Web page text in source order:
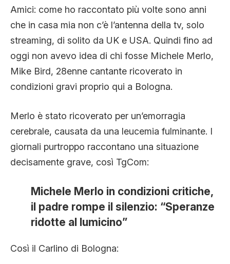
Amici: come ho raccontato più volte sono anni
che in casa mia non c’è l’antenna della tv, solo
streaming, di solito da UK e USA. Quindi fino ad
oggi non avevo idea di chi fosse Michele Merlo,
Mike Bird, 28enne cantante ricoverato in
condizioni gravi proprio qui a Bologna.
Merlo è stato ricoverato per un’emorragia
cerebrale, causata da una leucemia fulminante. I
giornali purtroppo raccontano una situazione
decisamente grave, così TgCom:
Michele Merlo in condizioni critiche,
il padre rompe il silenzio: “Speranze
ridotte al lumicino”
Così il Carlino di Bologna: